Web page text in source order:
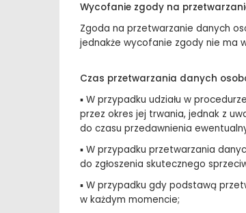
Wycofanie zgody na
Zgoda na przetwarzanie danych
jednakże wycofanie zgody nie ma
Czas przetwarzania danych
▪ W przypadku udziału w
przez okres jej trwania, jednak z
do czasu przedawnienia
▪ W przypadku przetwarzania
do zgłoszenia skutecznego
▪ W przypadku gdy podstawą
w każdym momencie;